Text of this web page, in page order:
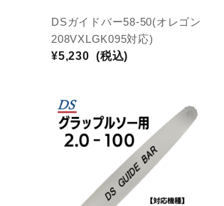
DSガイドバー58-50(オレゴン
208VXLGK095対応)
¥5,230 (税込)